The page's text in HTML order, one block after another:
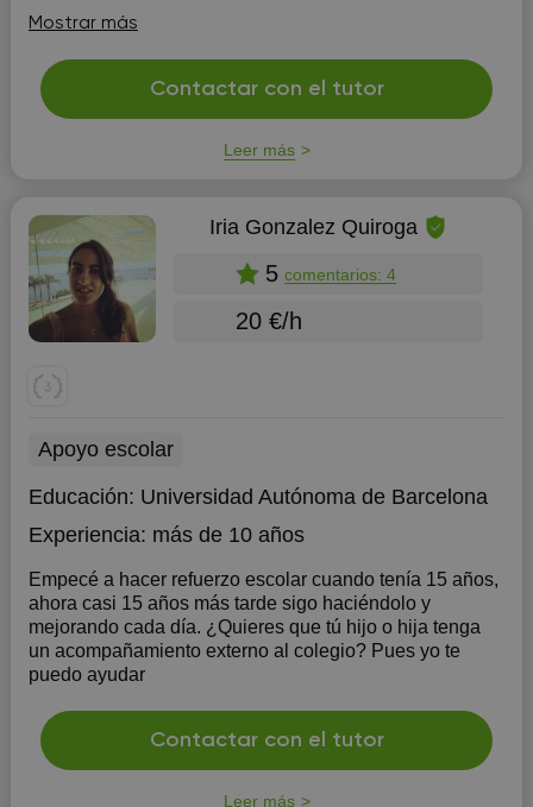
Literaturas Comparadas y tener un máster en didáctica
de Lengua Castellana y Literatura, suelo tener
diferentes métodos dependiendo del perfil del
alumnado. No obstante, siempre intento que la
asignatura les resulte cercana, conectando la teoría y
Mostrar más
Contactar con el tutor
Leer más
Iria Gonzalez Quiroga
5 comentarios: 4
20 €/h
Apoyo escolar
Educación: Universidad Autónoma de Barcelona
Experiencia: más de 10 años
Empecé a hacer refuerzo escolar cuando tenía 15 años,
ahora casi 15 años más tarde sigo haciéndolo y
mejorando cada día. ¿Quieres que tú hijo o hija tenga
un acompañamiento externo al colegio? Pues yo te
puedo ayudar
Contactar con el tutor
Leer más